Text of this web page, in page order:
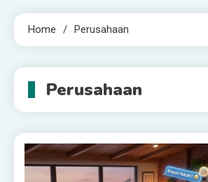
Home Perusahaan
Perusahaan